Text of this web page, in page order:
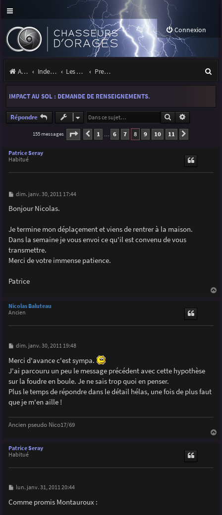
Connexion
Accueil Index du forum Les orages Premiers pas sous les orages
e
h
IMPACT AU SOL : DEMANDE DE RENSEIGNEMENTS.
Répondre Rechercher
155 messages Page 8sur 11
Précédente
1 … 6 7 8 9 10 11
Patrice Seray
Habitué
M
s
s
e
dim. janv. 30, 2011 17:44
Bonjour Nicolas.
Je termine mon déplaçement et viens de rentrer à la maison.
Dans la semaine je vous envoi ce qu'il est convenu de vous
transmettre.
Merci de votre immense patience.
Patrice
Nicolas Baluteau
Ancien
M
s
s
a
e
dim. janv. 30, 2011 19:48
Merci d'avance c'est sympa.
J'ai parcouru un peu le message précédent avec cette hypothèse
sur la foudre en boule. Je ne sais trop quoi en penser.
Plus le temps de répondre dans le détail hélas, une fois de plus faut
que je m'en aille !
Ancien pseudo Nico17/69
Patrice Seray
Habitué
M
s
s
lun. janv. 31, 2011 20:44
Comme promis Montauroux :